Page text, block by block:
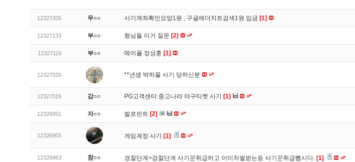
12327205 무○○ 사기계좌확인요망1원 , 구글에더치트검색1원 입금 [1]
12327133 부○○ 형님들 이거 질문 [2]
12327119 부○○ 메이플 정성훈 [1]
12327020 **년생 박하울 사기 당하신분
12327019 감○○ PG고객센터 중고나라 야구티켓 사기 [1]
12326951 자○○ 발로란트 [2]
12326903 게임계정 사기 [1]
12326863 참○○ 경찰단계>검찰단계 사기꾼취급하고 이미처벌받는등 사기꾼취급뺍시다. [1]